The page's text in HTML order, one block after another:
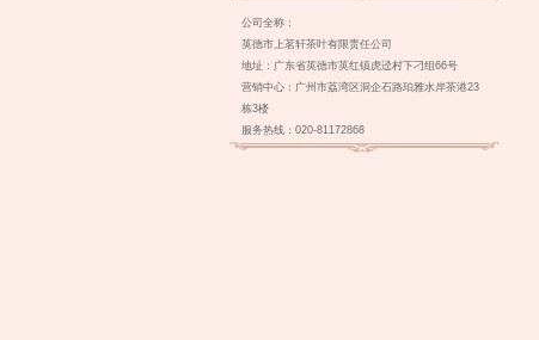
公司全称：
英德市上茗轩茶叶有限责任公司
地址：广东省英德市英红镇虎迳村下刁组66号
营销中心：广州市荔湾区洞企石路珀雅水岸茶港23
栋3楼
服务热线：020-81172868